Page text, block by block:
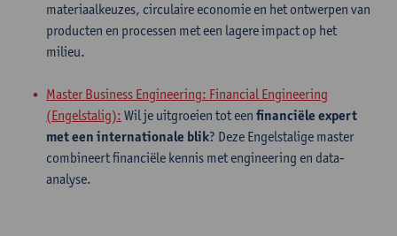
materiaalkeuzes, circulaire economie en het ontwerpen van
producten en processen met een lagere impact op het
milieu.
Master Business Engineering: Financial Engineering
(Engelstalig): Wil je uitgroeien tot een financiële expert
met een internationale blik? Deze Engelstalige master
combineert financiële kennis met engineering en data-
analyse.